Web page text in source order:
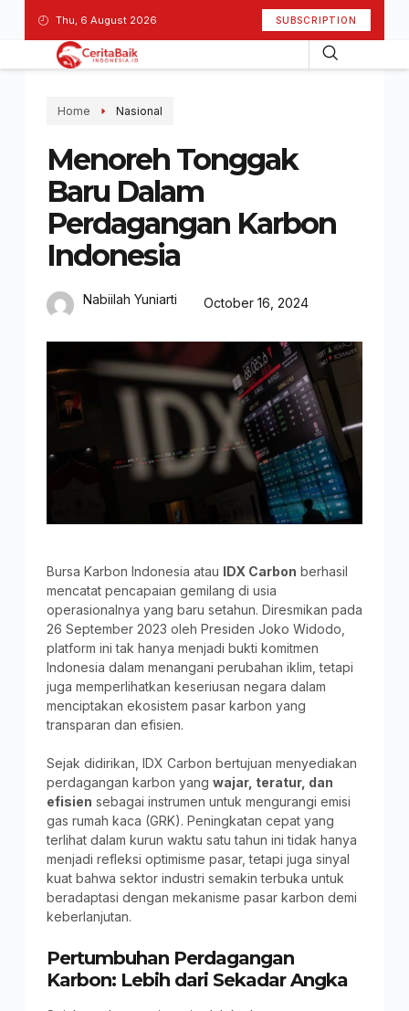
Thu, 6 August 2026 SUBSCRIPTION
Home Nasional
Menoreh Tonggak
Baru Dalam
Perdagangan Karbon
Indonesia
Nabiilah Yuniarti October 16, 2024
Bursa Karbon Indonesia atau IDX Carbon berhasil
mencatat pencapaian gemilang di usia
operasionalnya yang baru setahun. Diresmikan pada
26 September 2023 oleh Presiden Joko Widodo,
platform ini tak hanya menjadi bukti komitmen
Indonesia dalam menangani perubahan iklim, tetapi
juga memperlihatkan keseriusan negara dalam
menciptakan ekosistem pasar karbon yang
transparan dan efisien.
Sejak didirikan, IDX Carbon bertujuan menyediakan
perdagangan karbon yang wajar, teratur, dan
efisien sebagai instrumen untuk mengurangi emisi
gas rumah kaca (GRK). Peningkatan cepat yang
terlihat dalam kurun waktu satu tahun ini tidak hanya
menjadi refleksi optimisme pasar, tetapi juga sinyal
kuat bahwa sektor industri semakin terbuka untuk
beradaptasi dengan mekanisme pasar karbon demi
keberlanjutan.
Pertumbuhan Perdagangan
Karbon: Lebih dari Sekadar Angka